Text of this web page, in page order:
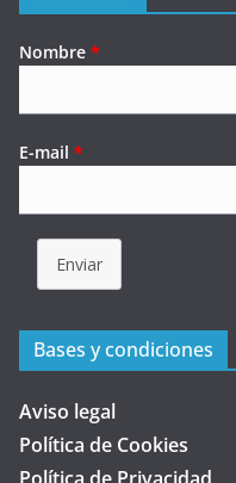
Nombre *
E-mail *
Enviar
Bases y condiciones
Aviso legal
Política de Cookies